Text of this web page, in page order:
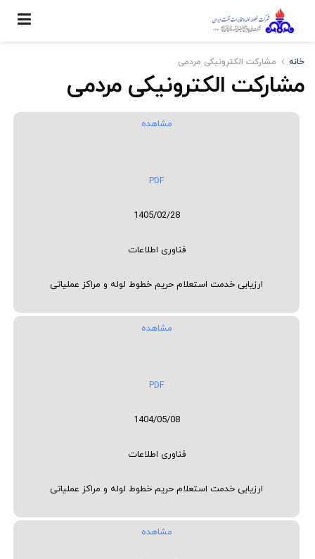
خانه مشارکت الکترونیکی مردمی
مشارکت الکترونیکی مردمی
مشاهده
PDF
1405/02/28
فناوری اطلاعات
ارزیابی خدمت استعلام حریم خطوط لوله و مراکز عملیاتی
مشاهده
PDF
1404/05/08
فناوری اطلاعات
ارزیابی خدمت استعلام حریم خطوط لوله و مراکز عملیاتی
مشاهده